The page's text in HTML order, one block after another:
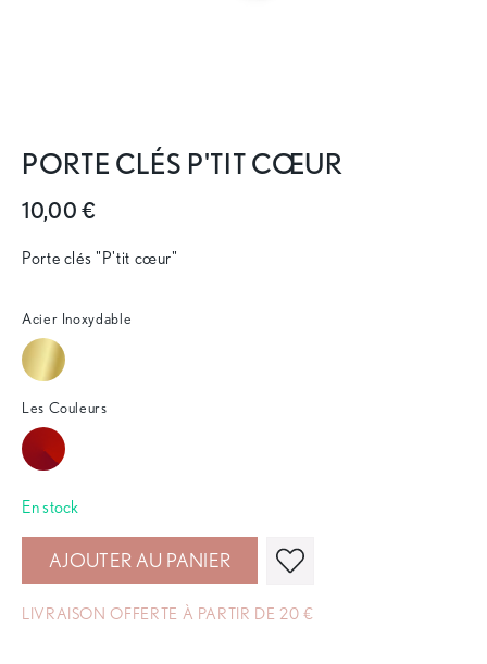
PORTE CLÉS P'TIT CŒUR
10,00 €
Porte clés "P'tit cœur"
Acier Inoxydable
Les Couleurs
En stock
AJOUTER AU PANIER
LIVRAISON OFFERTE À PARTIR DE 20 €